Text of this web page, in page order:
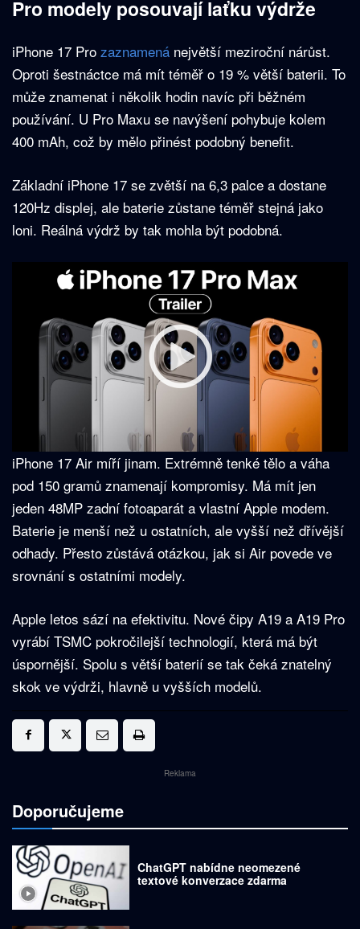
Pro modely posouvají laťku výdrže
iPhone 17 Pro zaznamená největší meziroční nárůst.
Oproti šestnáctce má mít téměř o 19 % větší baterii. To
může znamenat i několik hodin navíc při běžném
používání. U Pro Maxu se navýšení pohybuje kolem
400 mAh, což by mělo přinést podobný benefit.
Základní iPhone 17 se zvětší na 6,3 palce a dostane
120Hz displej, ale baterie zůstane téměř stejná jako
loni. Reálná výdrž by tak mohla být podobná.
iPhone 17 Air míří jinam. Extrémně tenké tělo a váha
pod 150 gramů znamenají kompromisy. Má mít jen
jeden 48MP zadní fotoaparát a vlastní Apple modem.
Baterie je menší než u ostatních, ale vyšší než dřívější
odhady. Přesto zůstává otázkou, jak si Air povede ve
srovnání s ostatními modely.
Apple letos sází na efektivitu. Nové čipy A19 a A19 Pro
vyrábí TSMC pokročilejší technologií, která má být
úspornější. Spolu s větší baterií se tak čeká znatelný
skok ve výdrži, hlavně u vyšších modelů.
Reklama
Doporučujeme
ChatGPT nabídne neomezené
textové konverzace zdarma